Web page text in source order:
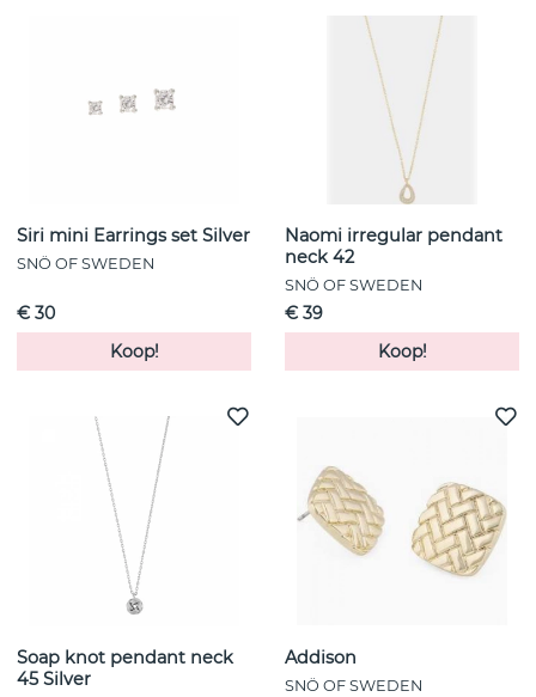
Siri mini Earrings set Silver
SNÖ OF SWEDEN
€ 30
Koop!
Naomi irregular pendant
neck 42
SNÖ OF SWEDEN
€ 39
Koop!
Soap knot pendant neck
45 Silver
Addison
SNÖ OF SWEDEN